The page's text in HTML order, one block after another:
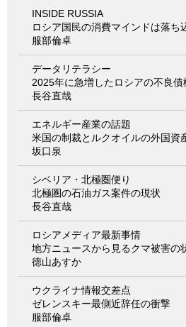
INSIDE RUSSIA
ロシア国民の消費マインドは落ち
服部倫卓
データリテラシー
2025年に急増したロシアの不良債
長谷直哉
エネルギー産業の話題
米国の制裁とルクオイルの外国資
坂口泉
シベリア・北極圏便り
北極圏の石油ガス案件の現状
長谷直哉
ロシアメディア最新事情
地方ニュースから見るクマ被害の
徳山あすか
ウクライナ情報交差点
ゼレンスキー最側近辞任の衝撃
服部倫卓